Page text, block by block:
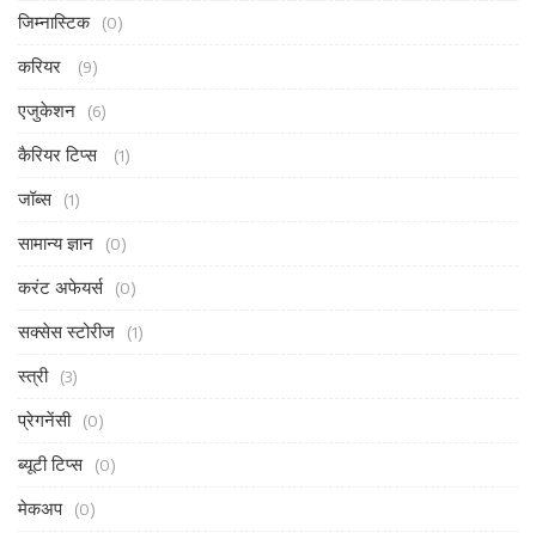
जिम्नास्टिक (0)
करियर (9)
एजुकेशन (6)
कैरियर टिप्स (1)
जॉब्स (1)
सामान्य ज्ञान (0)
करंट अफेयर्स (0)
सक्सेस स्टोरीज (1)
स्त्री (3)
प्रेगनेंसी (0)
ब्यूटी टिप्स (0)
मेकअप (0)